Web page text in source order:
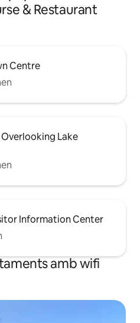
& Restaurant
Centre
Lake
Information Center
amb wifi